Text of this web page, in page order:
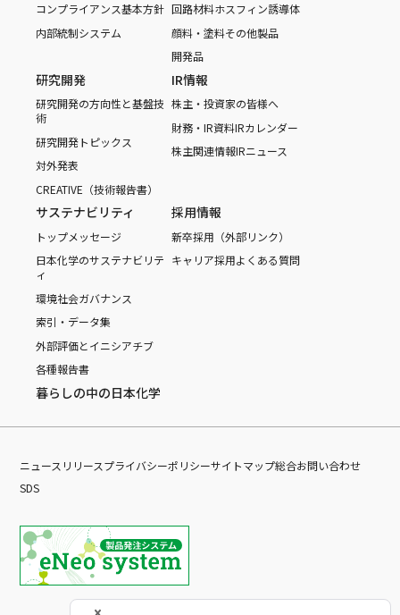
コンプライアンス基本方針
内部統制システム
回路材料ホスフィン誘導体
顔料・塗料その他製品
開発品
研究開発
研究開発の方向性と基盤技
術
研究開発トピックス
対外発表
CREATIVE（技術報告書）
IR情報
株主・投資家の皆様へ
財務・IR資料IRカレンダー
株主関連情報IRニュース
サステナビリティ
トップメッセージ
日本化学のサステナビリテ
ィ
環境社会ガバナンス
索引・データ集
外部評価とイニシアチブ
各種報告書
採用情報
新卒採用（外部リンク）
キャリア採用よくある質問
暮らしの中の日本化学
ニュースリリースプライバシーポリシーサイトマップ総合お問い合わせ
SDS